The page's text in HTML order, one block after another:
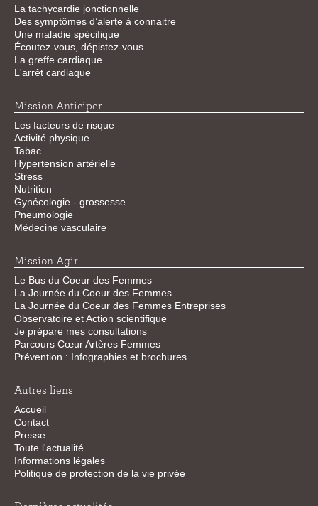
La tachycardie jonctionnelle
Des symptômes d’alerte à connaitre
Une maladie spécifique
Écoutez-vous, dépistez-vous
La greffe cardiaque
L'arrêt cardiaque
Mission Anticiper
Les facteurs de risque
Activité physique
Tabac
Hypertension artérielle
Stress
Nutrition
Gynécologie - grossesse
Pneumologie
Médecine vasculaire
Mission Agir
Le Bus du Coeur des Femmes
La Journée du Coeur des Femmes
La Journée du Coeur des Femmes Entreprises
Observatoire et Action scientifique
Je prépare mes consultations
Parcours Cœur Artères Femmes
Prévention : Infographies et brochures
Autres liens
Accueil
Contact
Presse
Toute l'actualité
Informations légales
Politique de protection de la vie privée